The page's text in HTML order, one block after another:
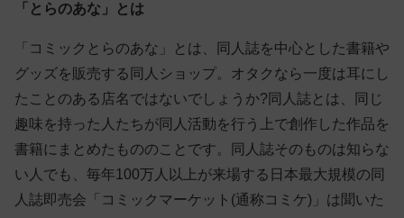
「とらのあな」とは
「コミックとらのあな」とは、同人誌を中心とした書籍や
グッズを販売する同人ショップ。オタクなら一度は耳にし
たことのある店名ではないでしょうか?同人誌とは、同じ
趣味を持った人たちが同人活動を行う上で創作した作品を
書籍にまとめたもののことです。同人誌そのものは知らな
い人でも、毎年100万人以上が来場する日本最大規模の同
人誌即売会「コミックマーケット(通称コミケ)」は聞いた